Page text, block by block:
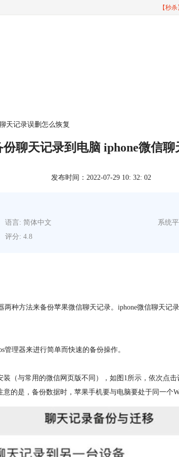
【秒
天记录误删怎么恢复
聊天记录到电脑 iphone微信
发布时间：2022-07-29 10: 32: 02
语言: 简体中文
系统
评分: 4.8
种方法来备份苹果微信聊天记录。iphone微信聊天
理器来进行简单而快速的备份操作。
（与常用的微信网页版不同），如图1所示，依次点
的是，备份数据时，苹果手机要与电脑要处于同一个